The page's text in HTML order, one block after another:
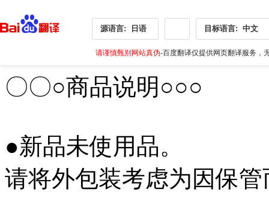
源语言: 日语 目标语言: 中文
请谨慎甄别网站真伪-百度翻译仅提供网页翻译服务，